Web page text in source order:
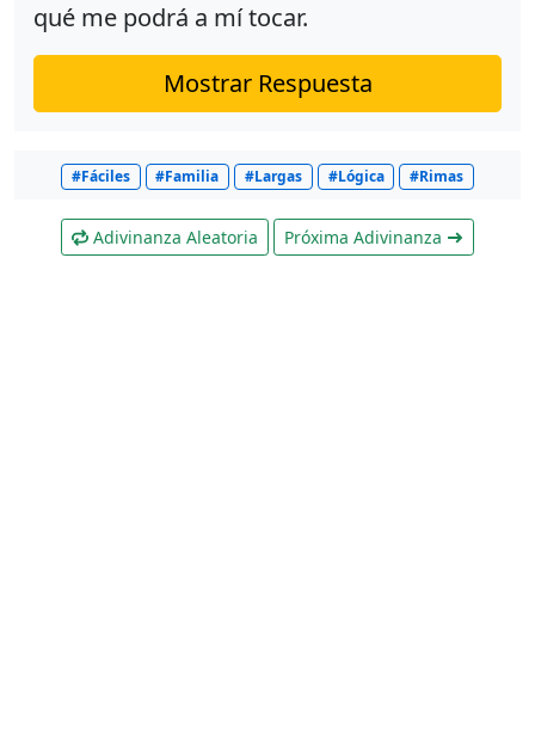
qué me podrá a mí tocar.
Mostrar Respuesta
#Fáciles #Familia #Largas #Lógica #Rimas
Adivinanza Aleatoria Próxima Adivinanza